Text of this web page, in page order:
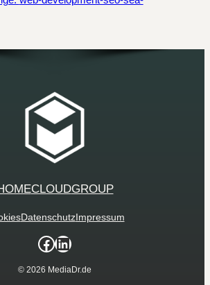
CLOUDGROUP
DatenschutzImpressum
Facebook
LinkedIn
© 2026 MediaDr.de